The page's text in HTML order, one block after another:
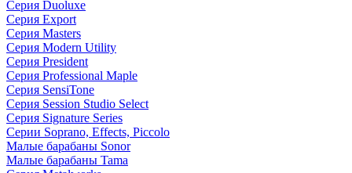
Серия Duoluxe
Серия Export
Серия Masters
Серия Modern Utility
Серия President
Серия Professional Maple
Серия SensiTone
Серия Session Studio Select
Серия Signature Series
Серии Soprano, Effects, Piccolo
Малые барабаны Sonor
Малые барабаны Tama